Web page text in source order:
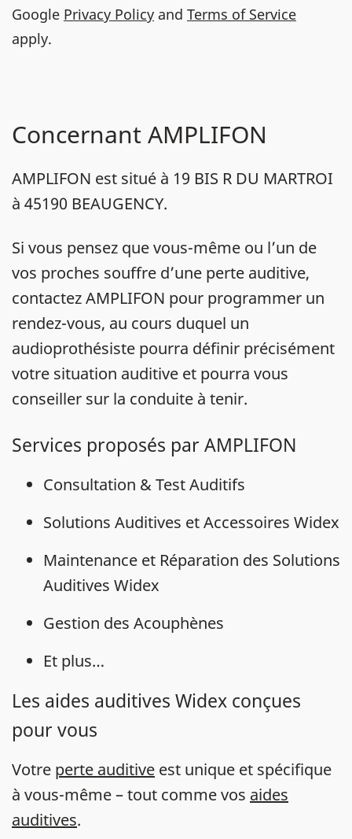
Google Privacy Policy and Terms of Service
apply.
Concernant AMPLIFON
AMPLIFON est situé à 19 BIS R DU MARTROI
à 45190 BEAUGENCY.
Si vous pensez que vous-même ou l’un de
vos proches souffre d’une perte auditive,
contactez AMPLIFON pour programmer un
rendez-vous, au cours duquel un
audioprothésiste pourra définir précisément
votre situation auditive et pourra vous
conseiller sur la conduite à tenir.
Services proposés par AMPLIFON
Consultation & Test Auditifs
Solutions Auditives et Accessoires Widex
Maintenance et Réparation des Solutions
Auditives Widex
Gestion des Acouphènes
Et plus…
Les aides auditives Widex conçues
pour vous
Votre perte auditive est unique et spécifique
à vous-même – tout comme vos aides
auditives.